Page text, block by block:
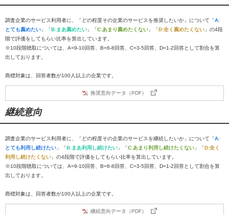
調査企業のサービス利用者に、「どの程度その企業のサービスを推奨したいか」について「A:
とても薦めたい 」「B:まあ薦めたい 」「C:あまり薦めたくない 」「D:全く薦めたくない 」の4段
階で評価をしてもらい比率を算出しています。
※10段階聴取については、A=9-10回答、B=6-8回答、C=3-5回答、D=1-2回答として割合を算
出しております。
商標対象は、回答者数が100人以上の企業です。
推奨意向データ（PDF）
継続意向
調査企業のサービス利用者に、「どの程度その企業のサービスを継続したいか」について「A:
とても利用し続けたい 」「B:まあ利用し続けたい 」「C:あまり利用し続けたくない 」「D:全く
利用し続けたくない 」の4段階で評価をしてもらい比率を算出しています。
※10段階聴取については、A=9-10回答、B=6-8回答、C=3-5回答、D=1-2回答として割合を算
出しております。
商標対象は、回答者数が100人以上の企業です。
継続意向データ（PDF）